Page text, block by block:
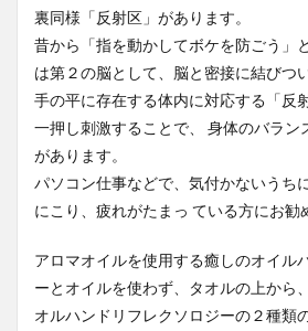
裏同様「反射区」があります。
昔から「指を動かしてボケを防ごう」
は第２の脳として、脳と密接に結びつ
手の平に存在する体内に対応する「反
一押し刺激することで、 身体のバラン
があります。
パソコン仕事などで、気付かないうち
にこり、疲れがたまっ ている方にお勧
アロマオイルを使用する癒しのオイル
ーとオイルを使わず、タオルの上から
オルハンドリフレクソロジーの２種類